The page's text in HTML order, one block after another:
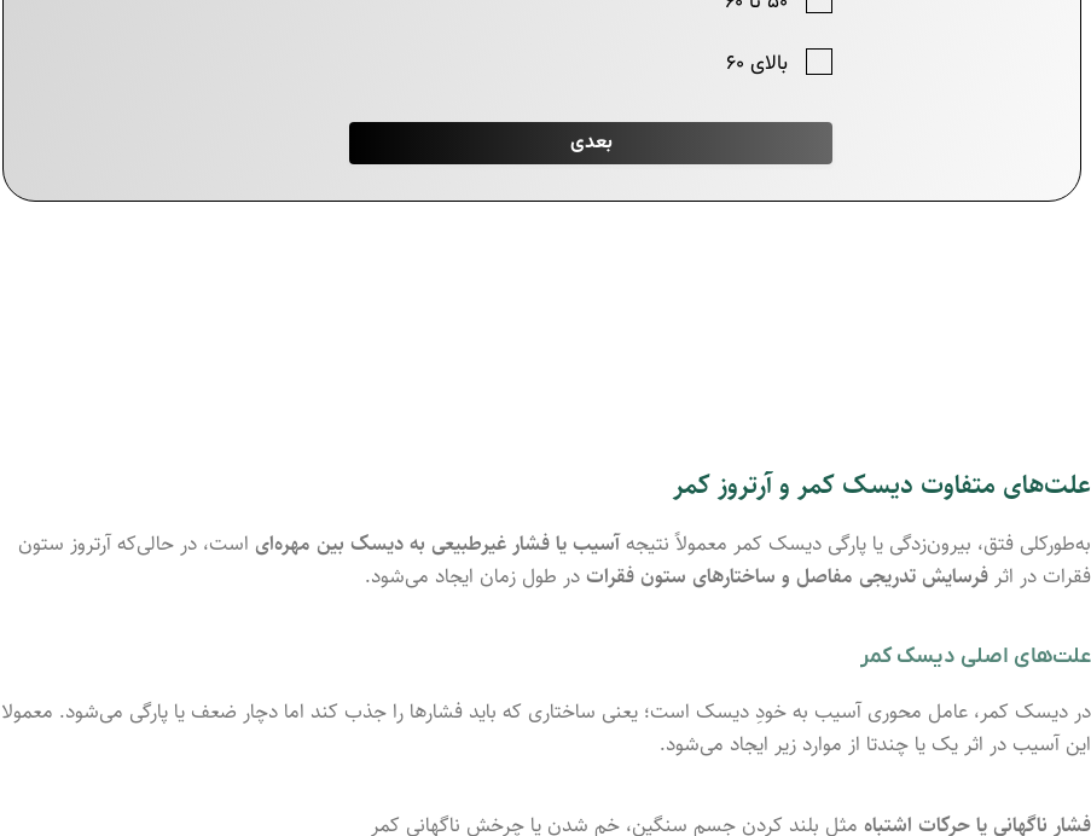
علت‌های متفاوت دیسک کمر و آرتروز کمر
به‌طورکلی فتق، بیرون‌زدگی یا پارگی دیسک کمر معمولاً نتیجه‌آسیب یا فشار غیرطبیعی به دیسک بین مهره‌ای است، در حالی‌که آرتروز ستون
فقرات در اثر فرسایش تدریجی مفاصل و ساختارهای ستون فقرات در طول زمان ایجاد می‌شود.
علت‌های اصلی دیسک کمر
در دیسک کمر، عامل محوری آسیب به خودِ دیسک است؛ یعنی ساختاری که باید فشارها را جذب کند اما دچار ضعف یا پارگی می‌شود. معمولا
این آسیب در اثر یک یا چندتا از موارد زیر ایجاد می‌شود.
فشار ناگهانی یا حرکات اشتباه مثل بلند کردن جسم سنگین، خم شدن یا چرخش ناگهانی کمر